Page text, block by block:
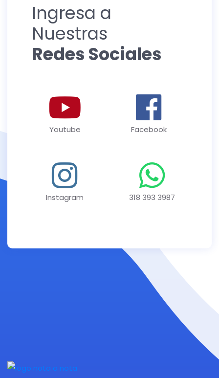
Ingresa a
Nuestras
Redes Sociales
Youtube Facebook
Instagram 318 393 3987